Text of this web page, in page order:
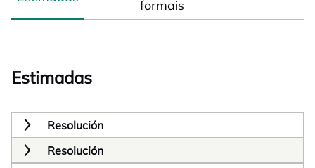
formais
Estimadas
Resolución
Resolución